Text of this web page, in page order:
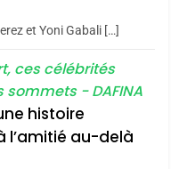
je dis
La nouvelle
de Boy George
et Yoni Gabali […]
ces célébrités
- DAFINA
histoire
l’amitié au-delà
selon le rapport
ET RÉSILIENTE :
JE REVENDIQUE